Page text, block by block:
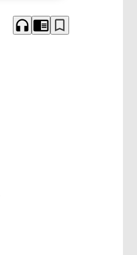
headphones chrome_reader_mode bookmark_border